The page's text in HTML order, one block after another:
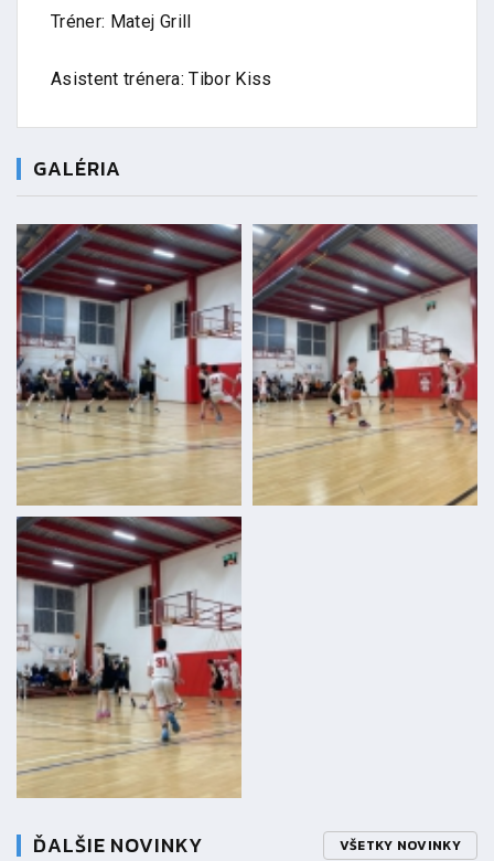
Tréner: Matej Grill
Asistent trénera: Tibor Kiss
GALÉRIA
ĎALŠIE NOVINKY VŠETKY NOVINKY